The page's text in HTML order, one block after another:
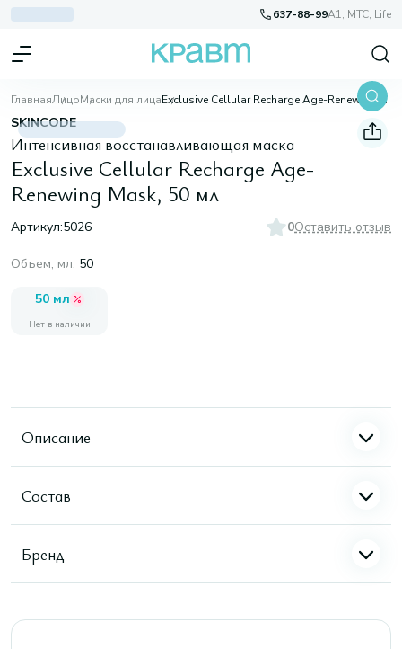
637-88-99A1, МТС, Life
ГлавнаяЛицоМаски для лица Exclusive Cellular Recharge Age-Renewing Mask, 50 мл
SKINCODE
Интенсивная восстанавливающая маска
Exclusive Cellular Recharge Age-
Renewing Mask, 50 мл
Артикул:5026 0Оставить отзыв
Объем, мл: 50
50 мл
Нет в наличии
Описание
Состав
Бренд